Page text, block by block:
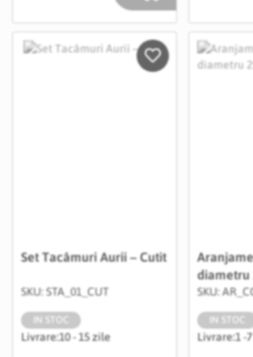
Set Tacâmuri Aurii – Cutit
SKU: STA_01_CUT
IN STOC
Livrare:10 - 15 zile
Salveaza in Wishlist
diametru
SKU:
IN STOC
Livrare:1 -